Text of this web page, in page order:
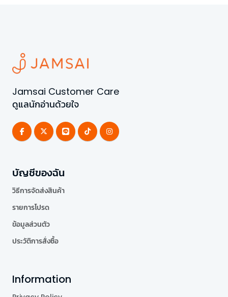
Jamsai Customer Care
ดูแลนักอ่านด้วยใจ
บัญชีของฉัน
วิธีการจัดส่งสินค้า
รายการโปรด
ข้อมูลส่วนตัว
ประวัติการสั่งซื้อ
Information